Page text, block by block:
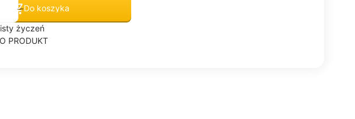
+Do koszyka
życzeń
PRODUKT